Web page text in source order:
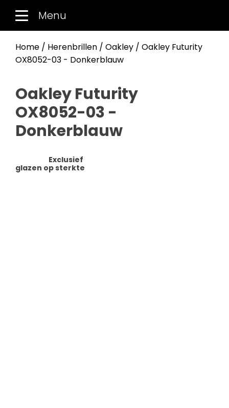
Menu
Home / Herenbrillen /Oakley / Oakley Futurity
OX8052-03 - Donkerblauw
Oakley Futurity
OX8052-03 -
Donkerblauw
Exclusief
glazen op sterkte